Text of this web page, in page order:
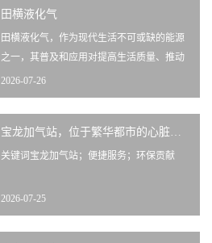
田横液化气
田横液化气，作为现代生活不可或缺的能源
之一，其普及和应用对提高生活质量、推动
经济发展具有重要意义。将从田横液化气的
发展历程、技术特点、应用领域以及面临的
挑战等方面进行探讨，旨在为读者提供一个
全面、深入的了解。 关键词田横液化气；能
源应用；环保；经济影响 在现代社会，随着
2026-07-26
宝龙加气站，位于繁华都市的心脏地带，以其便捷的地理位置和优质的服务赢得了广大车主的青睐。作为城市交通的重要组成部分，它不仅为市民提供了方便快捷的加油服务，还为城市的环保事业做出了积极贡献。
关键词宝龙加气站；便捷服务；环保贡献
2026-07-25